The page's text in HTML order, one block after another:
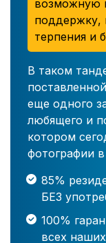
возможную
поддержку,
терпения и
В таком
еще одного
любящего и
котором
фотографии
85%
БЕЗ
100%
всех